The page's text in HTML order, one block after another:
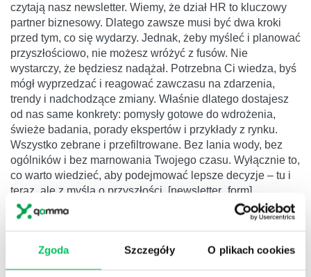
Zgoda Szczegóły O plikach cookies
czytają nasz newsletter. Wiemy, że dział HR to kluczowy
partner biznesowy. Dlatego zawsze musi być dwa kroki
przed tym, co się wydarzy. Jednak, żeby myśleć i planować
przyszłościowo, nie możesz wróżyć z fusów. Nie
wystarczy, że będziesz nadążał. Potrzebna Ci wiedza, byś
mógł wyprzedzać i reagować zawczasu na zdarzenia,
trendy i nadchodzące zmiany. Właśnie dlatego dostajesz
od nas same konkrety: pomysły gotowe do wdrożenia,
świeże badania, porady ekspertów i przykłady z rynku.
Wszystko zebrane i przefiltrowane. Bez lania wody, bez
ogólników i bez marnowania Twojego czasu. Wyłącznie to,
co warto wiedzieć, aby podejmować lepsze decyzje – tu i
teraz, ale z myślą o przyszłości. [newsletter_form]